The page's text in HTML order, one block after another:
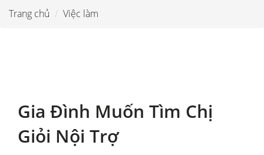
Trang chủ Việc làm
Gia Đình Muốn Tìm Chị
Giỏi Nội Trợ